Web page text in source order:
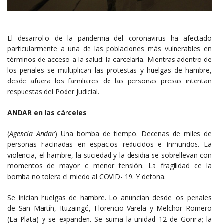
El desarrollo de la pandemia del coronavirus ha afectado
particularmente a una de las poblaciones más vulnerables en
términos de acceso a la salud: la carcelaria. Mientras adentro de
los penales se multiplican las protestas y huelgas de hambre,
desde afuera los familiares de las personas presas intentan
respuestas del Poder Judicial.
ANDAR en las cárceles
(Agencia Andar) Una bomba de tiempo. Decenas de miles de
personas hacinadas en espacios reducidos e inmundos. La
violencia, el hambre, la suciedad y la desidia se sobrellevan con
momentos de mayor o menor tensión. La fragilidad de la
bomba no tolera el miedo al COVID- 19. Y detona.
Se inician huelgas de hambre. Lo anuncian desde los penales
de San Martín, Ituzaingó, Florencio Varela y Melchor Romero
(La Plata) y se expanden. Se suma la unidad 12 de Gorina; la